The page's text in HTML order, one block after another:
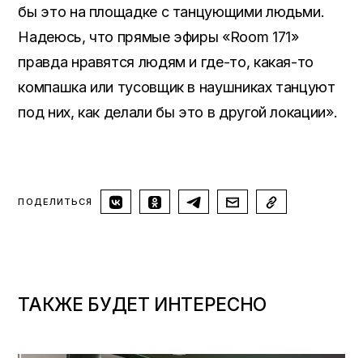
бы это на площадке с танцующими людьми.
Надеюсь, что прямые эфиры «Room 171»
правда нравятся людям и где-то, какая-то
компашка или тусовщик в наушниках танцуют
под них, как делали бы это в другой локации».
ПОДЕЛИТЬСЯ
ТАКЖЕ БУДЕТ ИНТЕРЕСНО